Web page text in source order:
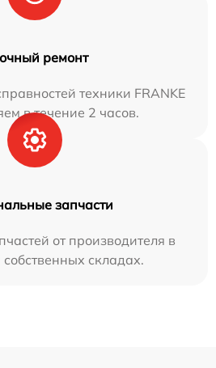
ремонт
техники FRANKE
в течение 2 часов.
запчасти
от производителя в
складах.